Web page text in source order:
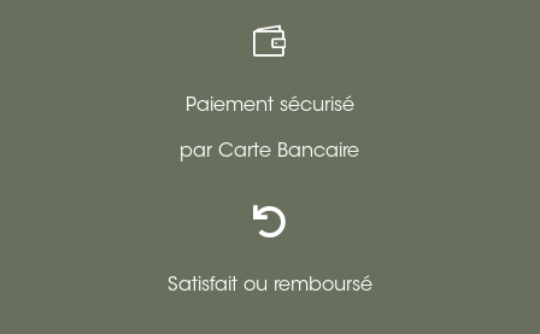

Paiement sécurisé
par Carte Bancaire

Satisfait ou remboursé